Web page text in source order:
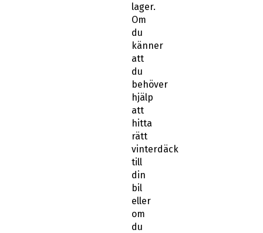
lager.
Om
du
känner
att
du
behöver
hjälp
att
hitta
rätt
vinterdäck
till
din
bil
eller
om
du